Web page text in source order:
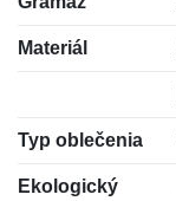
Materiál
Typ oblečenia
Ekologický